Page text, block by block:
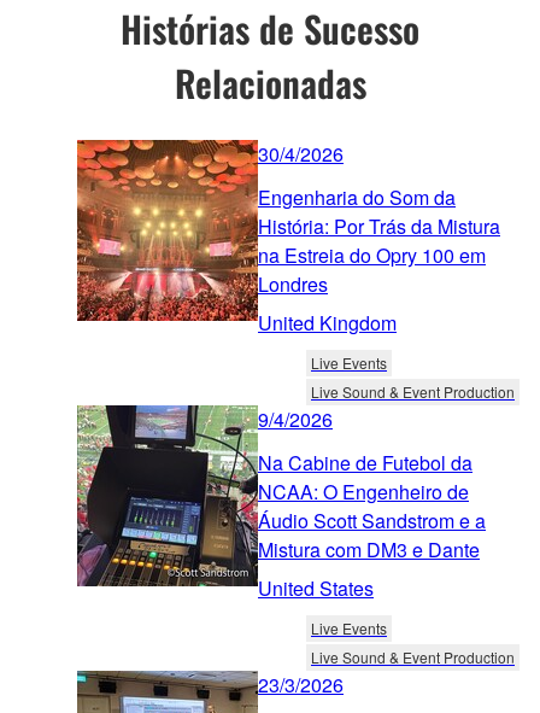
Histórias de Sucesso
Relacionadas
30/4/2026
Engenharia do Som da
História: Por Trás da Mistura
na Estreia do Opry 100 em
Londres
United Kingdom
Live Events
Live Sound & Event Production
9/4/2026
Na Cabine de Futebol da
NCAA: O Engenheiro de
Áudio Scott Sandstrom e a
Mistura com DM3 e Dante
United States
Live Events
Live Sound & Event Production
23/3/2026